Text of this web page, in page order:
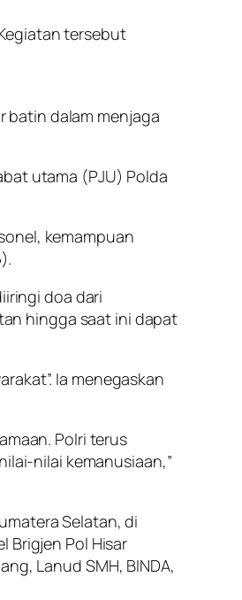
tersebut
batin dalam menjaga
utama (PJU) Polda
kemampuan
doa dari
hingga saat ini dapat
Ia menegaskan
Polri terus
nilai kemanusiaan,”
Selatan, di
Brigjen Pol Hisar
Lanud SMH, BINDA,